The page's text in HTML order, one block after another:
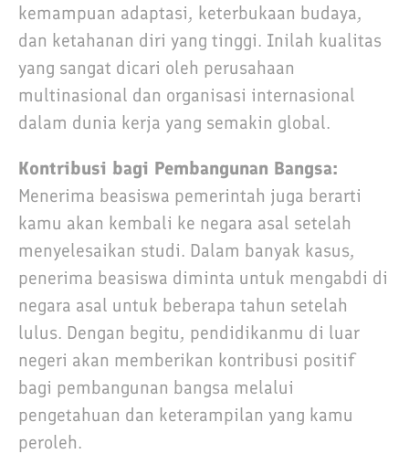
kemampuan adaptasi, keterbukaan budaya,
dan ketahanan diri yang tinggi. Inilah kualitas
yang sangat dicari oleh perusahaan
multinasional dan organisasi internasional
dalam dunia kerja yang semakin global.
Kontribusi bagi Pembangunan Bangsa:
Menerima beasiswa pemerintah juga berarti
kamu akan kembali ke negara asal setelah
menyelesaikan studi. Dalam banyak kasus,
penerima beasiswa diminta untuk mengabdi di
negara asal untuk beberapa tahun setelah
lulus. Dengan begitu, pendidikanmu di luar
negeri akan memberikan kontribusi positif
bagi pembangunan bangsa melalui
pengetahuan dan keterampilan yang kamu
peroleh.